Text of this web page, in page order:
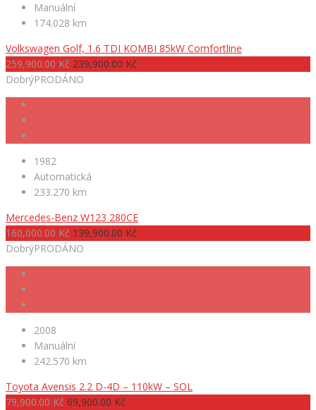
Manuální
174.028 km
Volkswagen Golf, 1.6 TDI KOMBI 85kW Comfortline
259,900.00 Kč 239,900.00 Kč
DobrýPRODÁNO
1982
Automatická
233.270 km
Mercedes-Benz W123 280CE
160,000.00 Kč 139,900.00 Kč
DobrýPRODÁNO
2008
Manuální
242.570 km
Toyota Avensis 2.2 D-4D – 110kW – SOL
79,900.00 Kč 69,900.00 Kč